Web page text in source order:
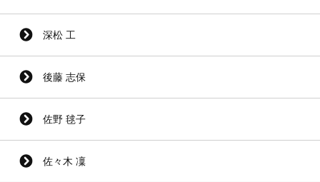
深松 工
後藤 志保
佐野 毬子
佐々木 凜